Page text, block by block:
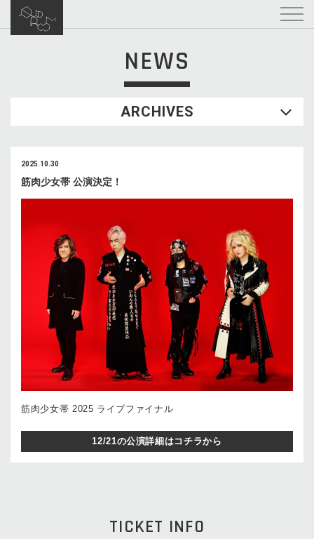
NEWS
ARCHIVES
2025.10.30
筋肉少女帯 公演決定！
筋肉少女帯 2025 ライブファイナル
12/21の公演詳細はコチラから
TICKET INFO